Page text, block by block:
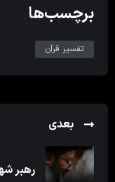
برچسب‌ها
تفسیر قرآن
بعدی
رهبر